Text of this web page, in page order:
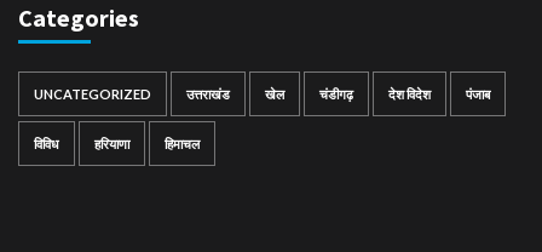
Categories
UNCATEGORIZED उत्तराखंड खेल चंडीगढ़ देश विदेश पंजाब
विविध हरियाणा हिमाचल